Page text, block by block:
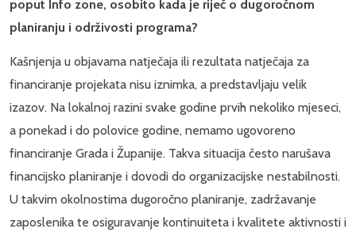
poput Info zone, osobito kada je riječ o dugoročnom
planiranju i održivosti programa?
Kašnjenja u objavama natječaja ili rezultata natječaja za
financiranje projekata nisu iznimka, a predstavljaju velik
izazov. Na lokalnoj razini svake godine prvih nekoliko mjeseci,
a ponekad i do polovice godine, nemamo ugovoreno
financiranje Grada i Županije. Takva situacija često narušava
financijsko planiranje i dovodi do organizacijske nestabilnosti.
U takvim okolnostima dugoročno planiranje, zadržavanje
zaposlenika te osiguravanje kontinuiteta i kvalitete aktivnosti i